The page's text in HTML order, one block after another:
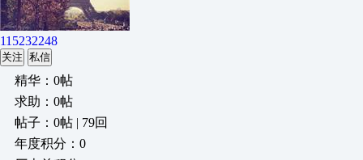
115232248
关注 私信
精华：0帖
求助：0帖
帖子：0帖 | 79回
年度积分：0